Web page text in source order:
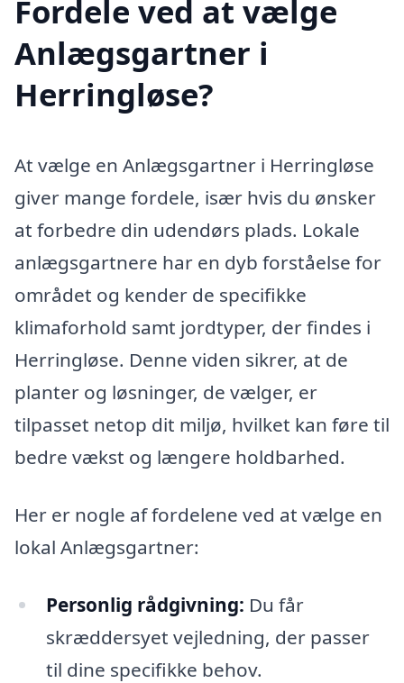
Fordele ved at vælge
Anlægs­gartner i
Herringløse?
At vælge en Anlægsgartner i Herringløse
giver mange fordele, især hvis du ønsker
at forbedre din udendørs plads. Lokale
anlægsgartnere har en dyb forståelse for
området og kender de specifikke
klimaforhold samt jordtyper, der findes i
Herringløse. Denne viden sikrer, at de
planter og løsninger, de vælger, er
tilpasset netop dit miljø, hvilket kan føre til
bedre vækst og længere holdbarhed.
Her er nogle af fordelene ved at vælge en
lokal Anlægsgartner:
Personlig rådgivning: Du får
skræddersyet vejledning, der passer
til dine specifikke behov.